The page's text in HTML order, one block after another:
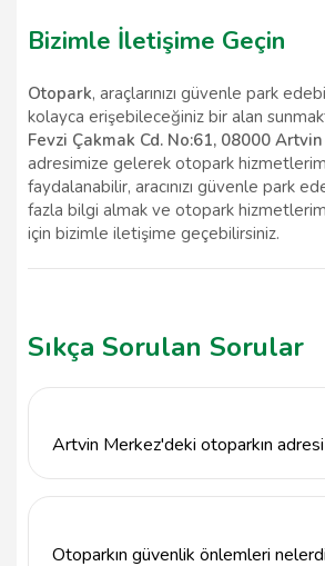
Bizimle İletişime Geçin
Otopark, araçlarınızı güvenle park
kolayca erişebileceğiniz bir alan
Fevzi Çakmak Cd. No:61, 08000
adresimize gelerek otopark
faydalanabilir, aracınızı güvenle park
fazla bilgi almak ve otopark
için bizimle iletişime geçebilirsiniz.
Sıkça Sorulan Sorular
Artvin Merkez'deki otoparkın
Otoparkın güvenlik önlemleri